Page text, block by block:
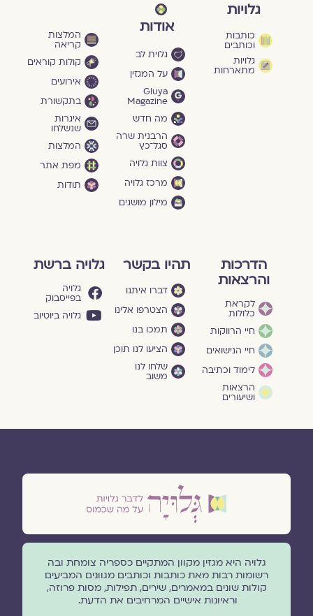
גלויות
כותבות
וכותבים
גלויות
מתארחות
אודות
גלוית לב
על המגזין
Gluya
Magazine
מה חדש
הרבנית שרה
סגל־כץ
צוות גלויה
מרכז גלויה
מילון מושגים
המלצות
קריאה
קולות קוראים
אירועים
בתקשורת
איגרות
שנשלחו
המלצות
מפת אתר
תודות
הדרכות
והרצאות
לקראת
כלולות
חיי הרווקות
חיי הנישואים
לימוד וכתיבה
הרצאות
ושיעורים
תהיו בקשר
דברו איתנו
הצטרפו אלינו
תמכו בנו
הציעו לנו תוכן
שלחו לנו
משוב
גלויה ברשת
גלויה
בפייסבוק
גלויה ביוטיוב
גלויה היא מגזין מקוון המתקיים כספריה צומחת ובה
רשומות רבות מאת כותבות וכותבים מגוונים המביעים
קולות שונים במאמרים, שירים, תפילות, מסות פרוזה,
וראיונות אישיים המרחיבים את הדעת.